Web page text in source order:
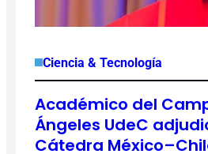
Ciencia & Tecnología
Académico del
Ángeles UdeC
Cátedra